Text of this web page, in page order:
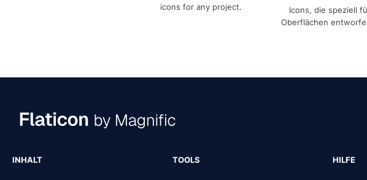
icons for any project.
Icons, die speziell
Oberflächen
INHALT TOOLS HILFE